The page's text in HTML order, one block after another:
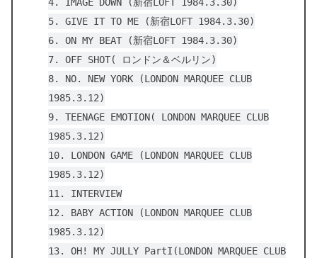
5. GIVE IT TO ME (新宿LOFT 1984.3.30)
6. ON MY BEAT (新宿LOFT 1984.3.30)
7. OFF SHOT( ロンドン＆ベルリン)
8. NO. NEW YORK (LONDON MARQUEE CLUB
1985.3.12)
9. TEENAGE EMOTION( LONDON MARQUEE CLUB
1985.3.12)
10. LONDON GAME (LONDON MARQUEE CLUB
1985.3.12)
11. INTERVIEW
12. BABY ACTION (LONDON MARQUEE CLUB
1985.3.12)
13. OH! MY JULLY PartI(LONDON MARQUEE CLUB